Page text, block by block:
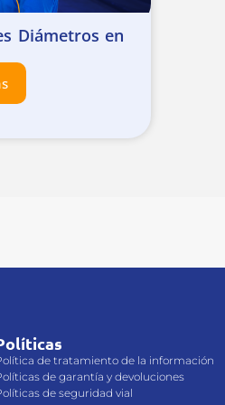
Diámetros en
de tratamiento de la información
de garantía y devoluciones
de seguridad vial